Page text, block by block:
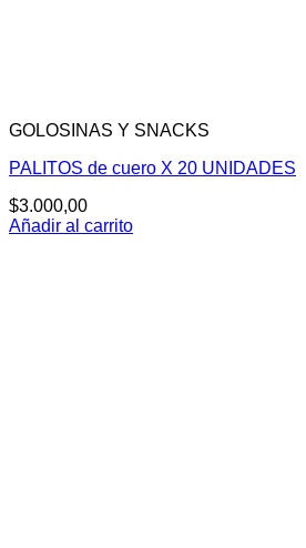
GOLOSINAS Y SNACKS
PALITOS de cuero X 20 UNIDADES
$3.000,00
Añadir al carrito